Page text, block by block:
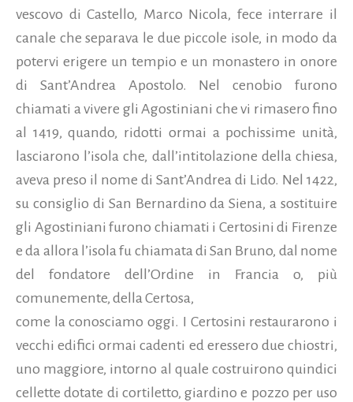
vescovo di Castello, Marco Nicola, fece interrare il
canale che separava le due piccole isole, in modo da
potervi erigere un tempio e un monastero in onore
di Sant’Andrea Apostolo. Nel cenobio furono
chiamati a vivere gli Agostiniani che vi rimasero fino
al 1419, quando, ridotti ormai a pochissime unità,
lasciarono l’isola che, dall’intitolazione della chiesa,
aveva preso il nome di Sant’Andrea di Lido. Nel 1422,
su consiglio di San Bernardino da Siena, a sostituire
gli Agostiniani furono chiamati i Certosini di Firenze
e da allora l’isola fu chiamata di San Bruno, dal nome
del fondatore dell’Ordine in Francia o, più
comunemente, della Certosa,
come la conosciamo oggi. I Certosini restaurarono i
vecchi edifici ormai cadenti ed eressero due chiostri,
uno maggiore, intorno al quale costruirono quindici
cellette dotate di cortiletto, giardino e pozzo per uso